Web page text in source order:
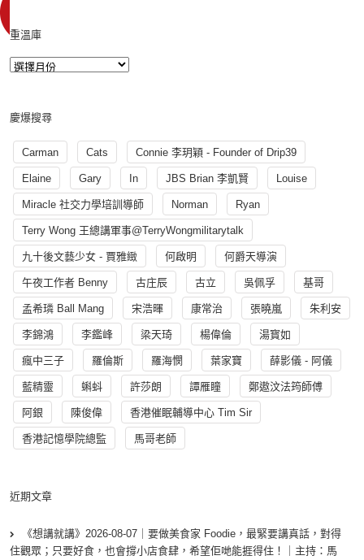
重溫庫
慶爆搜尋
Carman Cats Connie 李玥穎 - Founder of Drip39
Elaine Gary In JBS Brian 李凱賢 Louise
Miracle 社交力學培訓導師 Norman Ryan
Terry Wong 王總講軍事@TerryWongmilitarytalk
九十後文藝少女 - 賈雅緻 何啟明 何爵天導演
午夜工作者 Benny 古庄辰 古立 吳佩孚 基哥
孟希璘 Ball Mang 宋浩暉 康常治 張曉嵐 朱利安
李錦鴻 李鑑峰 梁天琦 楊偉倫 湯寳如
瘋中三子 羅倫斯 羅海憫 葉家寶 薛影儀 - 阿儀
藍精靈 蝌蚪 許莎朗 譚雁瞳 鄭遨汶法筠師傅
阿銀 陳俊偉 香港催眠輔導中心 Tim Sir
香港記憶學院總監 馬哥老師
近期文章
《想講就講》2026-08-07｜要做美食家 Foodie，最緊要講真話，對得
住觀眾；只要好食，也會撐小店食肆，希望佢哋能捱得住！｜主持：馬